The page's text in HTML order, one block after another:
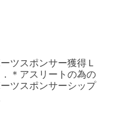
ツスポンサー獲得Ｌ
．＊アスリートの為の
ツスポンサーシップ